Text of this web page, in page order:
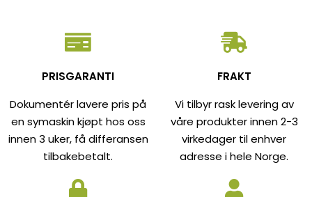
PRISGARANTI
Dokumentér lavere pris på
en symaskin kjøpt hos oss
innen 3 uker, få differansen
tilbakebetalt.
FRAKT
Vi tilbyr rask levering av
våre produkter innen 2-3
virkedager til enhver
adresse i hele Norge.